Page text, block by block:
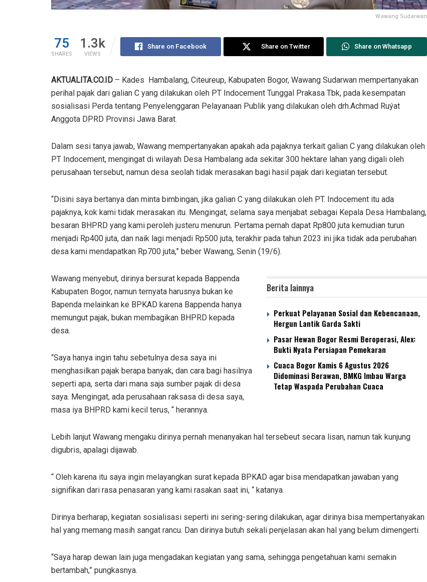
Wawang Sudarwan
75
SHARES
1.3k
VIEWS
Share on Facebook Share on Twitter Share on Whatsapp
AKTUALITA.CO.ID – Kades Hambalang, Citeureup, Kabupaten Bogor, Wawang Sudarwan mempertanyakan
perihal pajak dari galian C yang dilakukan oleh PT Indocement Tunggal Prakasa Tbk, pada kesempatan
sosialisasi Perda tentang Penyelenggaran Pelayanaan Publik yang dilakukan oleh drh.Achmad Ruýat
Anggota DPRD Provinsi Jawa Barat.
Dalam sesi tanya jawab, Wawang mempertanyakan apakah ada pajaknya terkait galian C yang dilakukan oleh
PT Indocement, mengingat di wilayah Desa Hambalang ada sekitar 300 hektare lahan yang digali oleh
perusahaan tersebut, namun desa seolah tidak merasakan bagi hasil pajak dari kegiatan tersebut.
“Disini saya bertanya dan minta bimbingan, jika galian C yang dilakukan oleh PT. Indocement itu ada
pajaknya, kok kami tidak merasakan itu. Mengingat, selama saya menjabat sebagai Kepala Desa Hambalang,
besaran BHPRD yang kami peroleh justeru menurun. Pertama pernah dapat Rp800 juta kemudian turun
menjadi Rp400 juta, dan naik lagi menjadi Rp500 juta, terakhir pada tahun 2023 ini jika tidak ada perubahan
desa kami mendapatkan Rp700 juta,” beber Wawang, Senin (19/6).
Berita lainnya
Perkuat Pelayanan Sosial dan Kebencanaan,
Hergun Lantik Garda Sakti
Pasar Hewan Bogor Resmi Beroperasi, Alex:
Bukti Nyata Persiapan Pemekaran
Cuaca Bogor Kamis 6 Agustus 2026
Didominasi Berawan, BMKG Imbau Warga
Tetap Waspada Perubahan Cuaca
Wawang menyebut, dirinya bersurat kepada Bappenda
Kabupaten Bogor, namun ternyata harusnya bukan ke
Bapenda melainkan ke BPKAD karena Bappenda hanya
memungut pajak, bukan membagikan BHPRD kepada
desa.
“Saya hanya ingin tahu sebetulnya desa saya ini
menghasilkan pajak berapa banyak, dan cara bagi hasilnya
seperti apa, serta dari mana saja sumber pajak di desa
saya. Mengingat, ada perusahaan raksasa di desa saya,
masa iya BHPRD kami kecil terus, “ herannya.
Lebih lanjut Wawang mengaku dirinya pernah menanyakan hal tersebeut secara lisan, namun tak kunjung
digubris, apalagi dijawab.
“ Oleh karena itu saya ingin melayangkan surat kepada BPKAD agar bisa mendapatkan jawaban yang
signifikan dari rasa penasaran yang kami rasakan saat ini, “ katanya.
Dirinya berharap, kegiatan sosialisasi seperti ini sering-sering dilakukan, agar dirinya bisa mempertanyakan
hal yang memang masih sangat rancu. Dan dirinya butuh sekali penjelasan akan hal yang belum dimengerti.
“Saya harap dewan lain juga mengadakan kegiatan yang sama, sehingga pengetahuan kami semakin
bertambah,” pungkasnya.